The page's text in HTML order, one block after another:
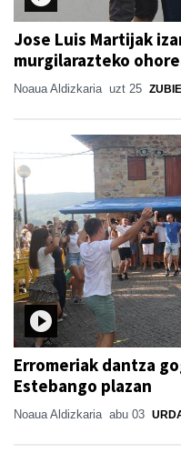
Jose Luis Martijak
murgilarazteko
Noaua Aldizkaria uzt 25
Erromeriak dantza
Estebango plazan
Noaua Aldizkaria abu 03